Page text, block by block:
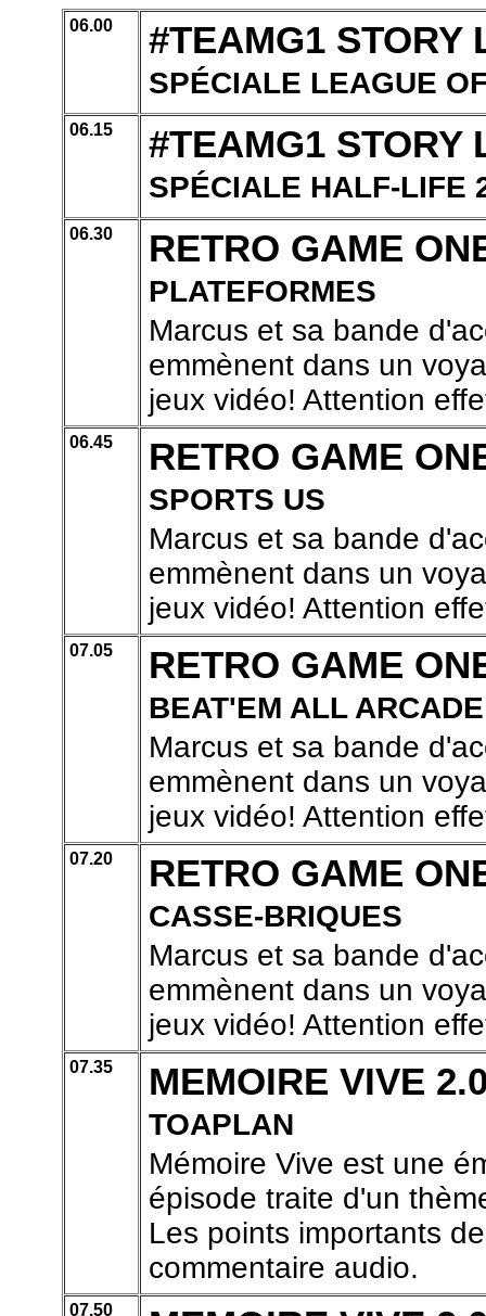
06.00 #TEAMG1 STORY
SPÉCIALE LEAGUE
06.15 #TEAMG1 STORY
SPÉCIALE HALF-LIFE
06.30 RETRO GAME
PLATEFORMES
Marcus et sa bande
emmènent dans un
jeux vidéo! Attention
06.45 RETRO GAME
SPORTS US
Marcus et sa bande
emmènent dans un
jeux vidéo! Attention
07.05 RETRO GAME
BEAT'EM ALL ARCADE
Marcus et sa bande
emmènent dans un
jeux vidéo! Attention
07.20 RETRO GAME
CASSE-BRIQUES
Marcus et sa bande
emmènent dans un
jeux vidéo! Attention
07.35 MEMOIRE VIVE
TOAPLAN
Mémoire Vive est une
épisode traite d'un
Les points importants
commentaire audio.
07.50